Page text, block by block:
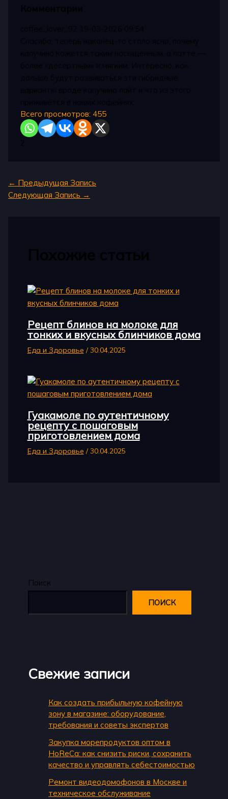
Всего просмотров: 455
← Предыдущая Запись
Следующая Запись →
Рецепт блинов на молоке для
тонких и вкусных блинчиков дома
Еда и Здоровье /30.04.2025
Гуакамоле по аутентичному
рецепту с пошаговым
приготовлением дома
Еда и Здоровье /30.04.2025
Поиск
ПОИСК
Свежие записи
Как создать прибыльную кофейную
зону в магазине: оборудование,
требования и советы экспертов
Закупка морепродуктов оптом в
HoReCa: как снизить риски, сохранить
качество и управлять себестоимостью
Ремонт видеодомофонов в Москве и
техническое обслуживание